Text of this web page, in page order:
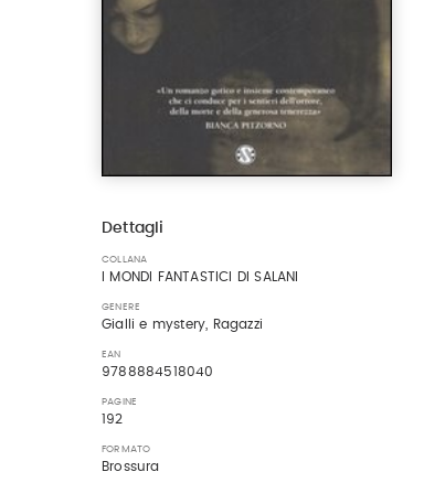
Dettagli
COLLANA
I MONDI FANTASTICI DI SALANI
GENERE
Gialli e mystery, Ragazzi
EAN
9788884518040
PAGINE
192
FORMATO
Brossura